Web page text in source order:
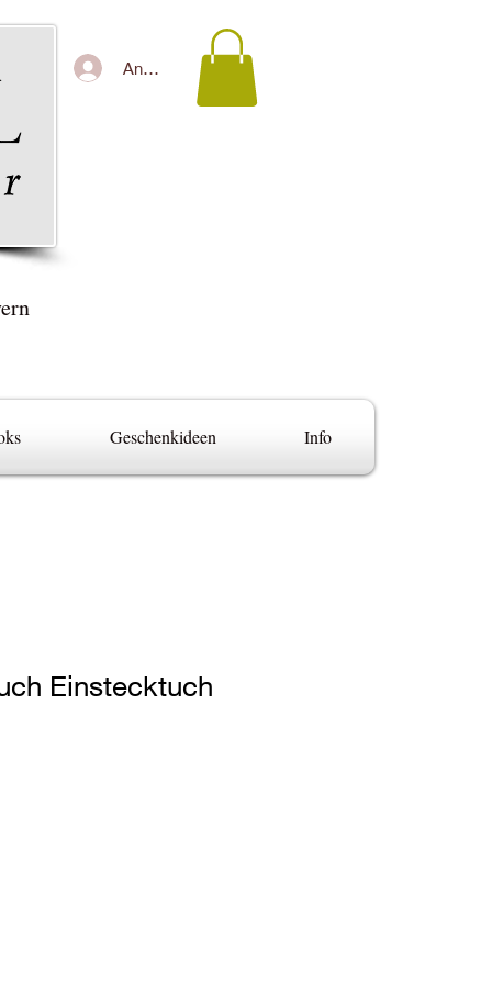
Anmelden
Geschenkideen Info
Einstecktuch